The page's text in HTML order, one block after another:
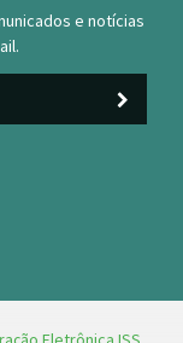
e notícias